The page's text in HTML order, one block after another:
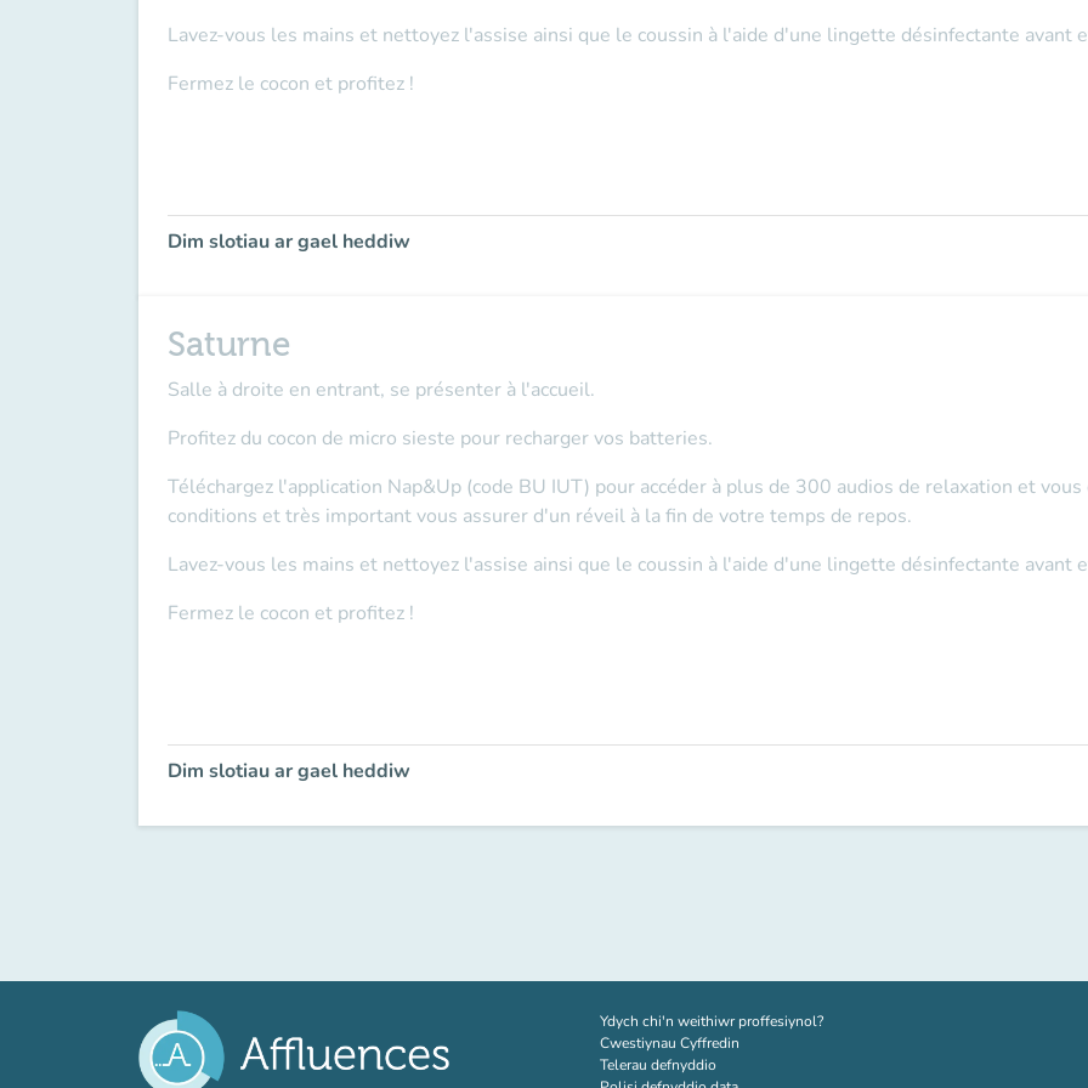
Lavez-vous les mains et nettoyez l'assise ainsi que le coussin à l'aide d'une lingette désinfectante avant
Fermez le cocon et profitez !
Dim slotiau ar gael heddiw
Saturne
Salle à droite en entrant, se présenter à l'accueil.
Profitez du cocon de micro sieste pour recharger vos batteries.
Téléchargez l'application Nap&Up (code BU IUT) pour accéder à plus de 300 audios de relaxation et
conditions ettrès importantvous assurer d'un réveil à la fin de votre temps de repos.
Lavez-vous les mains et nettoyez l'assise ainsi que le coussin à l'aide d'une lingette désinfectante avant
Fermez le cocon et profitez !
Dim slotiau ar gael heddiw
Ydych chi'n weithiwr proffesiynol?(tab newydd)
Cwestiynau Cyffredin
Telerau defnyddio